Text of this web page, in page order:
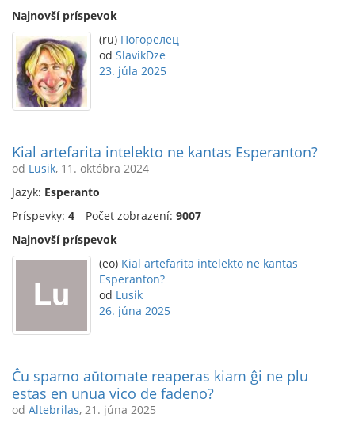
Najnovší príspevok
(ru) Погорелец
od SlavikDze
23. júla 2025
Kial artefarita intelekto ne kantas Esperanton?
od Lusik, 11. októbra 2024
Jazyk: Esperanto
Príspevky: 4 Počet zobrazení: 9007
Najnovší príspevok
(eo) Kial artefarita intelekto ne kantas
Esperanton?
od Lusik
26. júna 2025
Ĉu spamo aŭtomate reaperas kiam ĝi ne plu
estas en unua vico de fadeno?
od Altebrilas, 21. júna 2025